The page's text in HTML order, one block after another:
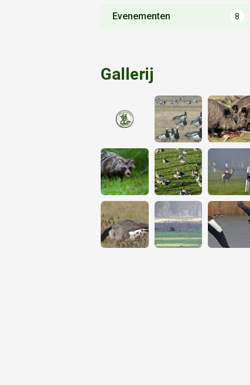
Evenementen 8
Gallerij